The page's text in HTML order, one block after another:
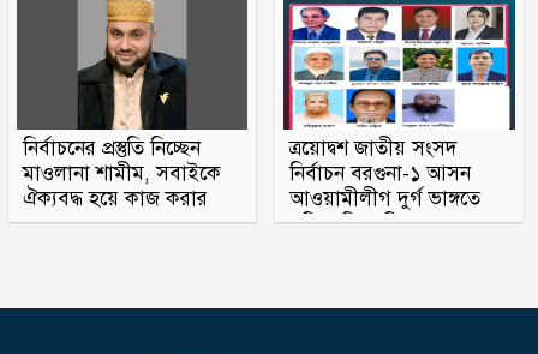
নির্বাচনের প্রস্তুতি নিচ্ছেন
মাওলানা শামীম, সবাইকে
ঐক্যবদ্ধ হয়ে কাজ করার
অহব্বান জানান
ত্রয়োদ্বশ জাতীয় সংসদ
নির্বাচন বরগুনা-১ আসন
আওয়ামীলীগ দুর্গ ভাঙ্গতে
মরিয়া বিএনপি ও জামায়াত